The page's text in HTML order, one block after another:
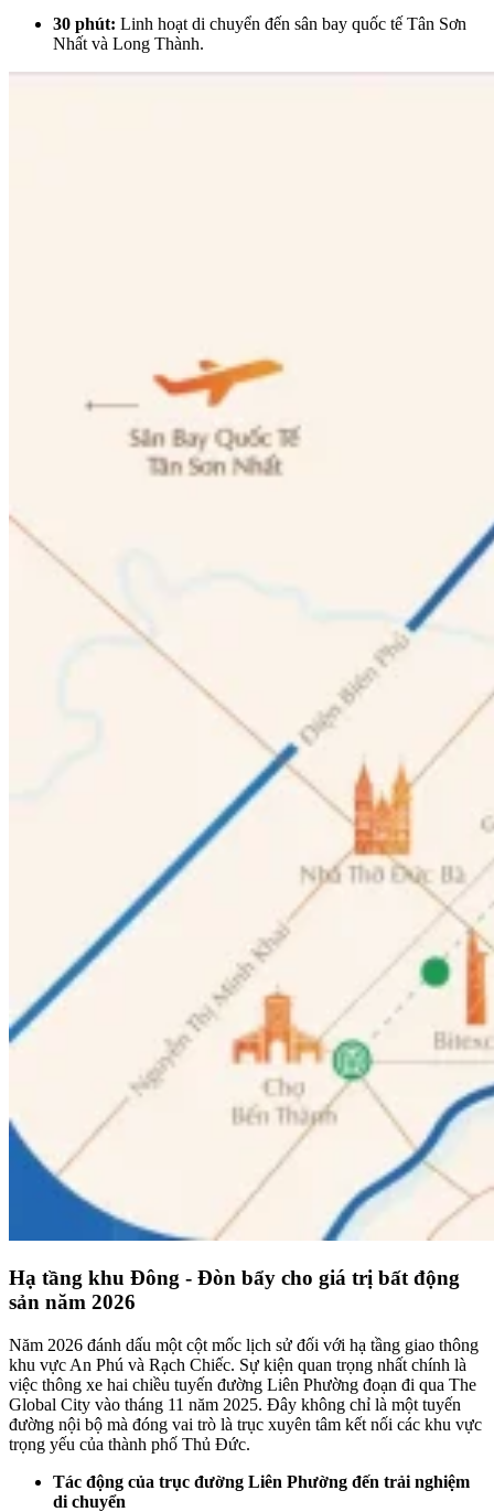
30 phút: Linh hoạt di chuyển đến sân bay quốc tế Tân Sơn
Nhất và Long Thành.
Hạ tầng khu Đông - Đòn bẩy cho giá trị bất động
sản năm 2026
Năm 2026 đánh dấu một cột mốc lịch sử đối với hạ tầng giao thông
khu vực An Phú và Rạch Chiếc. Sự kiện quan trọng nhất chính là
việc thông xe hai chiều tuyến đường Liên Phường đoạn đi qua The
Global City vào tháng 11 năm 2025. Đây không chỉ là một tuyến
đường nội bộ mà đóng vai trò là trục xuyên tâm kết nối các khu vực
trọng yếu của thành phố Thủ Đức.
Tác động của trục đường Liên Phường đến trải nghiệm
di chuyển